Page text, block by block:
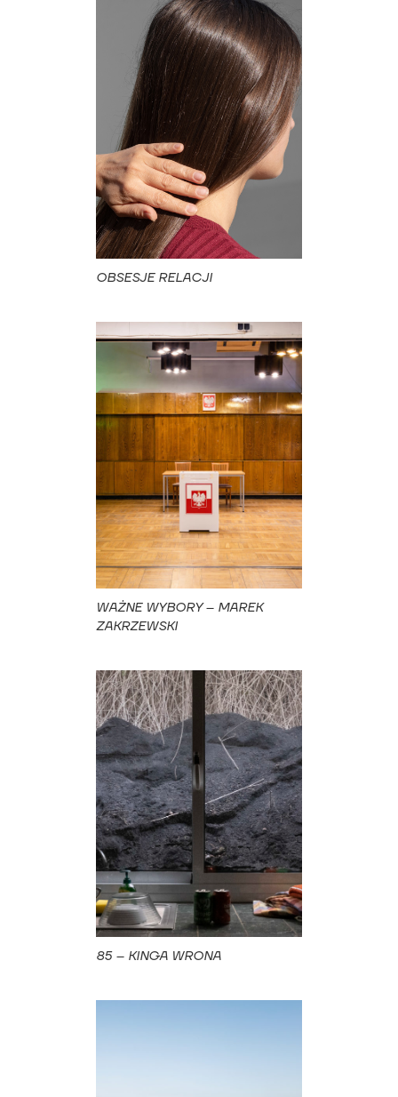
OBSESJE RELACJI
WAŻNE WYBORY – MAREK
ZAKRZEWSKI
85 – KINGA WRONA